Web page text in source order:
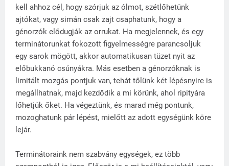
kell ahhoz cél, hogy szórjuk az ólmot, szétlőhetünk
ajtókat, vagy simán csak zajt csaphatunk, hogy a
génorzók elődugják az orrukat. Ha megjelennek, és egy
terminátorunkat fokozott figyelmességre parancsoljuk
egy sarok mögött, akkor automatikusan tüzet nyit az
előbukkanó csúnyákra. Más esetben a génorzóknak is
limitált mozgás pontjuk van, tehát tőlünk két lépésnyire is
megállhatnak, majd kezdődik a mi körünk, ahol ripityára
lőhetjük őket. Ha végeztünk, és marad még pontunk,
mozoghatunk pár lépést, mielőtt az adott egységünk köre
lejár.
Terminátoraink nem szabvány egységek, ez több